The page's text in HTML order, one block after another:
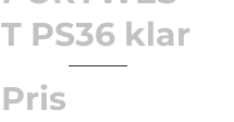
T PS36 klar
Pris